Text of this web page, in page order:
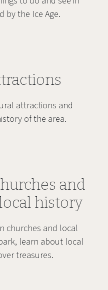
by the Ice Age.
attractions and
of the area.
and
history
churches and local
learn about local
treasures.